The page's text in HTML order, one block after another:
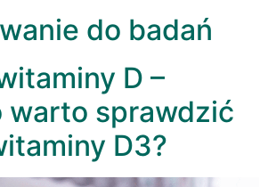
do badań
D –
warto sprawdzić
D3?